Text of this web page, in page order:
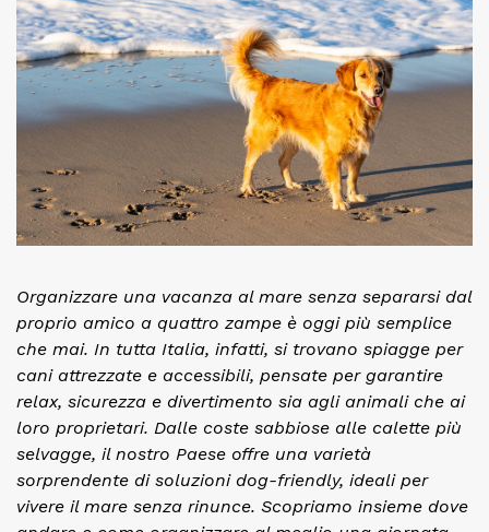
Organizzare una vacanza al mare senza separarsi dal
proprio amico a quattro zampe è oggi più semplice
che mai. In tutta Italia, infatti, si trovano spiagge per
cani attrezzate e accessibili, pensate per garantire
relax, sicurezza e divertimento sia agli animali che ai
loro proprietari. Dalle coste sabbiose alle calette più
selvagge, il nostro Paese offre una varietà
sorprendente di soluzioni dog-friendly, ideali per
vivere il mare senza rinunce. Scopriamo insieme dove